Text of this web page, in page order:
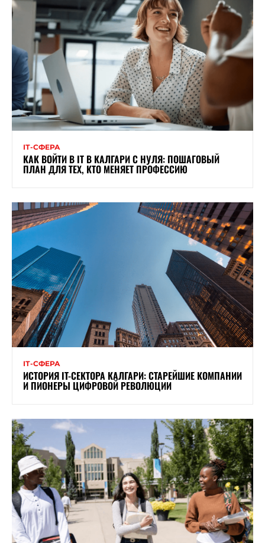
ІТ-СФЕРА
КАК ВОЙТИ В IT В КАЛГАРИ С НУЛЯ: ПОШАГОВЫЙ
ПЛАН ДЛЯ ТЕХ, КТО МЕНЯЕТ ПРОФЕССИЮ
ІТ-СФЕРА
ИСТОРИЯ IT-СЕКТОРА КАЛГАРИ: СТАРЕЙШИЕ КОМПАНИИ
И ПИОНЕРЫ ЦИФРОВОЙ РЕВОЛЮЦИИ